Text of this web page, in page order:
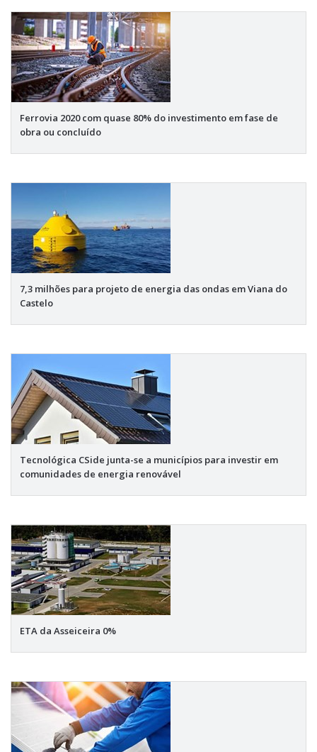
Ferrovia 2020 com quase 80% do investimento em fase de
obra ou concluído
7,3 milhões para projeto de energia das ondas em Viana do
Castelo
Tecnológica CSide junta-se a municípios para investir em
comunidades de energia renovável
ETA da Asseiceira 0%